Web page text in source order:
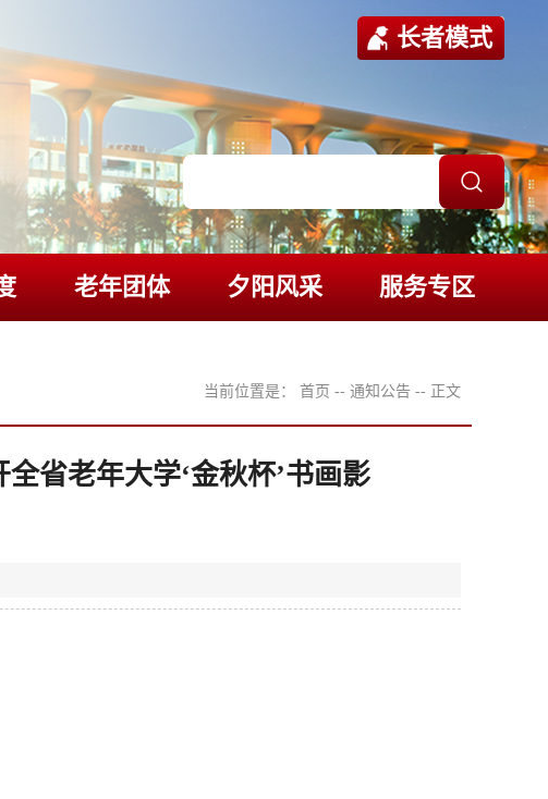
长者模式
老年团体 夕阳风采 服务专区
当前位置是： 首页 -- 通知公告 -- 正文
省老年大学‘金秋杯’书画影